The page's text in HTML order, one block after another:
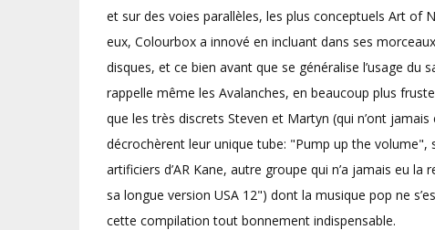
et sur des voies parallèles, les plus conceptuels Art of
eux, Colourbox a innové en incluant dans ses
disques, et ce bien avant que se généralise l’usage du
rappelle même les Avalanches, en beaucoup plus
que les très discrets Steven et Martyn (qui n’ont
décrochèrent leur unique tube: "Pump up the
artificiers d’AR Kane, autre groupe qui n’a jamais eu
sa longue version USA 12") dont la musique pop ne
cette compilation tout bonnement indispensable.